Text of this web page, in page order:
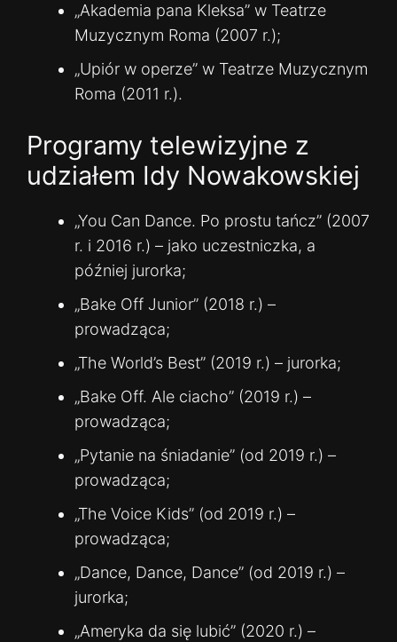
„Akademia pana Kleksa” w Teatrze
Muzycznym Roma (2007 r.);
„Upiór w operze” w Teatrze Muzycznym
Roma (2011 r.).
Programy telewizyjne z
udziałem Idy Nowakowskiej
„You Can Dance. Po prostu tańcz” (2007
r. i 2016 r.) – jako uczestniczka, a
później jurorka;
„Bake Off Junior” (2018 r.) –
prowadząca;
„The World’s Best” (2019 r.) – jurorka;
„Bake Off. Ale ciacho” (2019 r.) –
prowadząca;
„Pytanie na śniadanie” (od 2019 r.) –
prowadząca;
„The Voice Kids” (od 2019 r.) –
prowadząca;
„Dance, Dance, Dance” (od 2019 r.) –
jurorka;
„Ameryka da się lubić” (2020 r.) –